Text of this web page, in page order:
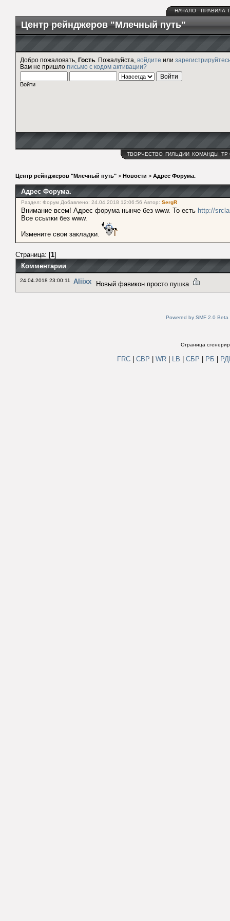
НАЧАЛО ПРАВИЛА
Центр рейнджеров "Млечный путь"
Добро пожаловать, Гость . Пожалуйста, войдите или
Вам не пришло письмо с кодом активации?
Войти
ТВОРЧЕСТВО ГИЛЬДИИ КОМАНДЫ ТР
Центр рейнджеров "Млечный путь" > Новости > Адрес Форума.
Адрес Форума.
Раздел: Форум Добавлено: 24.04.2018 12:06:56 Автор: SergR
Внимание всем! Адрес форума нынче без www. То есть http://
Все ссылки без www.
Измените свои закладки.
Страница: [1]
Комментарии
24.04.2018 23:00:11 Aliixx Новый фавикон просто пушка
Powered by SMF 2.0 Beta
Страница
FRC СВР WR LB СБР РБ